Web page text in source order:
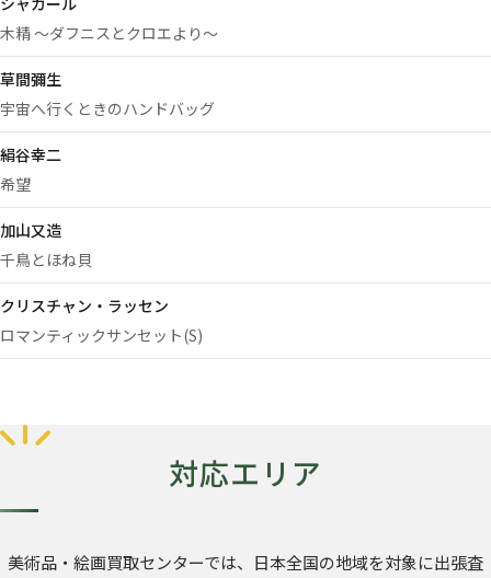
木精 ～ダフニスとクロエより～
草間彌生
宇宙へ行くときのハンドバッグ
絹谷幸二
希望
加山又造
千鳥とほね貝
クリスチャン・ラッセン
ロマンティックサンセット(S)
対応エリア
美術品・絵画買取センターでは、日本全国の地域を対象に出張査